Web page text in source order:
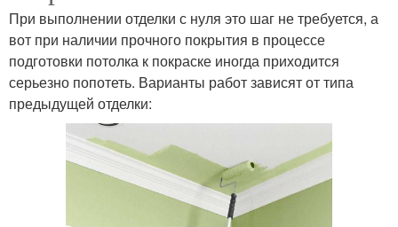
При выполнении отделки с нуля это шаг не требуется, а
вот при наличии прочного покрытия в процессе
подготовки потолка к покраске иногда приходится
серьезно попотеть. Варианты работ зависят от типа
предыдущей отделки: